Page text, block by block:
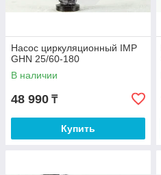
Насос циркуляционный IMP
GHN 25/60-180
В наличии
48 990 ₸
Купить